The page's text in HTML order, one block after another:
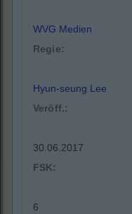
WVG Medien
Regie:
Hyun-seung Lee
Veröff.:
30.06.2017
FSK:
6